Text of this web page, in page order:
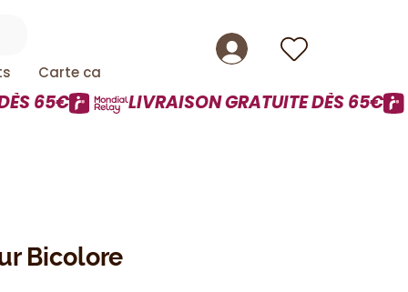
Carte cadeau
Bicolore